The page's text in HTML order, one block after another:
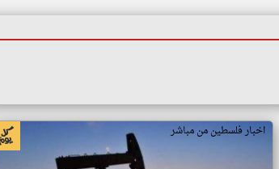
اخبار فلسطين من مباشر